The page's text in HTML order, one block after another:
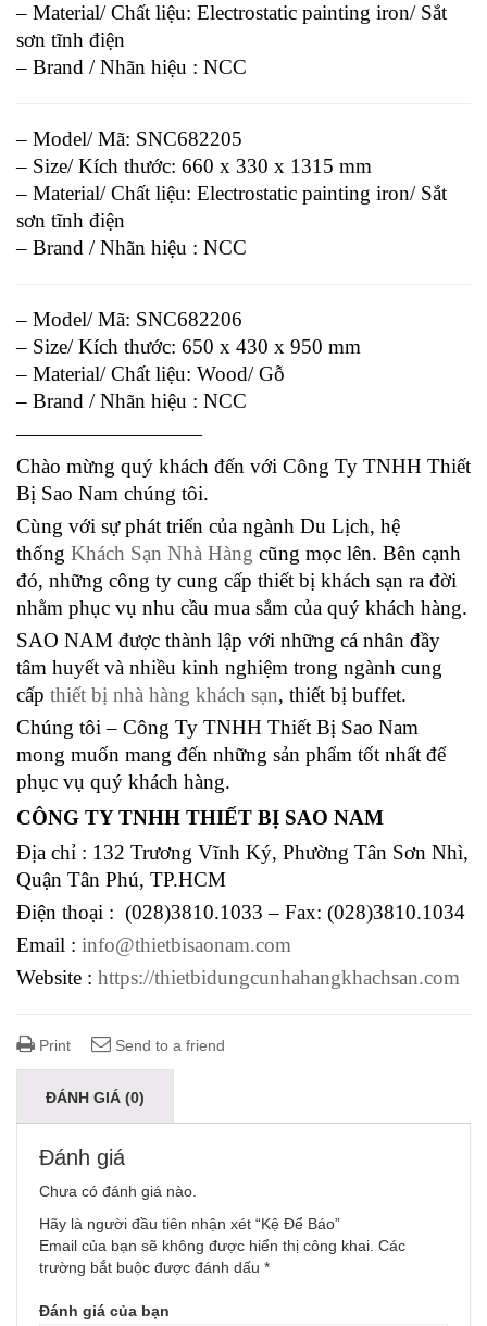
– Material/ Chất liệu: Electrostatic painting iron/ Sắt
sơn tĩnh điện
– Brand / Nhãn hiệu : NCC
– Model/ Mã: SNC682205
– Size/ Kích thước: 660 x 330 x 1315 mm
– Material/ Chất liệu: Electrostatic painting iron/ Sắt
sơn tĩnh điện
– Brand / Nhãn hiệu : NCC
– Model/ Mã: SNC682206
– Size/ Kích thước: 650 x 430 x 950 mm
– Material/ Chất liệu: Wood/ Gỗ
– Brand / Nhãn hiệu : NCC
—————————
Chào mừng quý khách đến với Công Ty TNHH Thiết
Bị Sao Nam chúng tôi.
Cùng với sự phát triển của ngành Du Lịch, hệ
thống Khách Sạn Nhà Hàng cũng mọc lên. Bên cạnh
đó, những công ty cung cấp thiết bị khách sạn ra đời
nhằm phục vụ nhu cầu mua sắm của quý khách hàng.
SAO NAM được thành lập với những cá nhân đầy
tâm huyết và nhiều kinh nghiệm trong ngành cung
cấp thiết bị nhà hàng khách sạn, thiết bị buffet.
Chúng tôi – Công Ty TNHH Thiết Bị Sao Nam
mong muốn mang đến những sản phẩm tốt nhất để
phục vụ quý khách hàng.
CÔNG TY TNHH THIẾT BỊ SAO NAM
Địa chỉ : 132 Trương Vĩnh Ký, Phường Tân Sơn Nhì,
Quận Tân Phú, TP.HCM
Điện thoại : (028)3810.1033 – Fax: (028)3810.1034
Email : info@thietbisaonam.com
Website : https://thietbidungcunhahangkhachsan.com
Print Send to a friend
ĐÁNH GIÁ (0)
Đánh giá
Chưa có đánh giá nào.
Hãy là người đầu tiên nhận xét “Kệ Để Báo”
Email của bạn sẽ không được hiển thị công khai. Các
trường bắt buộc được đánh dấu *
Đánh giá của bạn